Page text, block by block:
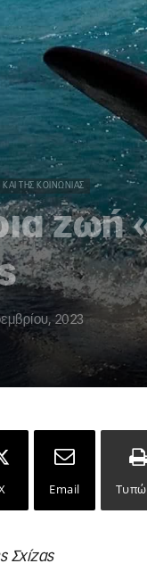
ΚΑΙ ΤΗΣ ΚΟΙΝΩΝΊΑΣ
ζωή
2023
Email
Σχίζας